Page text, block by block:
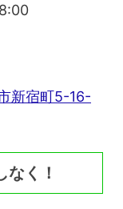
新宿町5-16-
なく！